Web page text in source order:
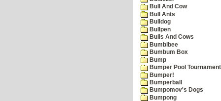
Bull And Cow
Bull Ants
Bulldog
Bullpen
Bulls And Cows
Bumblbee
Bumbum Box
Bump
Bumper Pool Tournament
Bumper!
Bumperball
Bumpomov's Dogs
Bumpong